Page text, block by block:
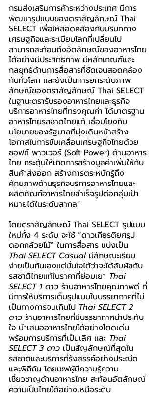
กรมส่งเสริมการค้าระหว่างประเทศ มีการ
พัฒนารูปแบบของตราสัญลักษณ์ Thai
SELECT เพื่อให้สอดคล้องกับบริบททาง
เศรษฐกิจและระเบียบโลกที่เปลี่ยนไป
สามารถสะท้อนถึงอัตลักษณ์ของอาหารไทย
ได้อย่างมีประสิทธิภาพ มีหลักเกณฑ์และ
กลยุทธ์ด้านการสื่อสารที่ชัดเจนสอดคล้อง
กันทั่วโลก และยังเป็นการยกระดับภาพ
ลักษณ์ของตราสัญลักษณ์ Thai SELECT
ในฐานะตรารับรองอาหารไทยและธุรกิจ
บริการอาหารไทยที่ทรงคุณค่า ได้มาตรฐาน
อาหารไทยรสชาติไทยแท้ เชื่อมโยงกับ
นโยบายของรัฐบาลที่มุ่งเดินหน้าสร้าง
โอกาสในการขับเคลื่อนเศรษฐกิจไทยด้วย
ซอฟท์ พาวเวอร์ (Soft Power) ด้านอาหาร
ไทย กระตุ้นให้เกิดการสร้างมูลค่าเพิ่มให้กับ
สินค้าส่งออก สร้างการตระหนักรู้ถึง
ศักยภาพด้านธุรกิจบริการอาหารไทยและ
ผลิตภัณฑ์อาหารไทยสำเร็จรูปต่อกลุ่มเป้า
หมายได้ในระดับสากล”
โดยตราสัญลักษณ์ Thai SELECT รูปแบบ
ใหม่ทั้ง 4 ระดับ จะใช้ “ดาวเกียรติยศรูป
ดอกกล้วยไม้” ในการสื่อสาร แบ่งเป็น
Thai SELECT Casual มีลักษณะเรียบ
ง่ายเป็นกันเองแต่มั่นใจได้ว่าจะได้สัมผัสกับ
รสชาติไทยแท้ในราคาที่ย่อมเยา Thai
SELECT 1 ดาว ร้านอาหารไทยคุณภาพดี ที่
มีการให้บริการเต็มรูปแบบในบรรยากาศที่ไม่
เป็นทางการจนเกินไป Thai SELECT 2
ดาว ร้านอาหารไทยที่มีบรรยากาศน่าประทับ
ใจ นำเสนออาหารไทยได้อย่างโดดเด่น
พร้อมการบริการที่เป็นเลิศ และ Thai
SELECT 3 ดาว เป็นสัญลักษณ์ที่สุดใน
รสชาติและบริการที่รังสรรค์อย่างประณีต
และพิถีถัน โดยเชฟผู้มีความรู้ความ
เชี่ยวชาญด้านอาหารไทย สะท้อนอัตลักษณ์
ความเป็นไทยได้อย่างเหนือระดับ